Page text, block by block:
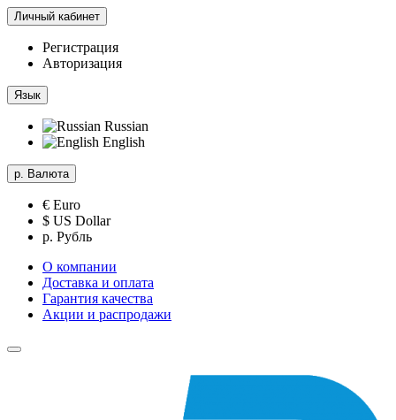
Личный кабинет
Регистрация
Авторизация
Язык
Russian
English
р. Валюта
€ Euro
$ US Dollar
р. Рубль
О компании
Доставка и оплата
Гарантия качества
Акции и распродажи